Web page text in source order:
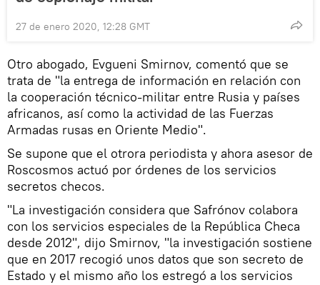
27 de enero 2020, 12:28 GMT
Otro abogado, Evgueni Smirnov, comentó que se
trata de "la entrega de información en relación con
la cooperación técnico-militar entre Rusia y países
africanos, así como la actividad de las Fuerzas
Armadas rusas en Oriente Medio".
Se supone que el otrora periodista y ahora asesor de
Roscosmos actuó por órdenes de los servicios
secretos checos.
"La investigación considera que Safrónov colabora
con los servicios especiales de la República Checa
desde 2012", dijo Smirnov, "la investigación sostiene
que en 2017 recogió unos datos que son secreto de
Estado y el mismo año los estregó a los servicios